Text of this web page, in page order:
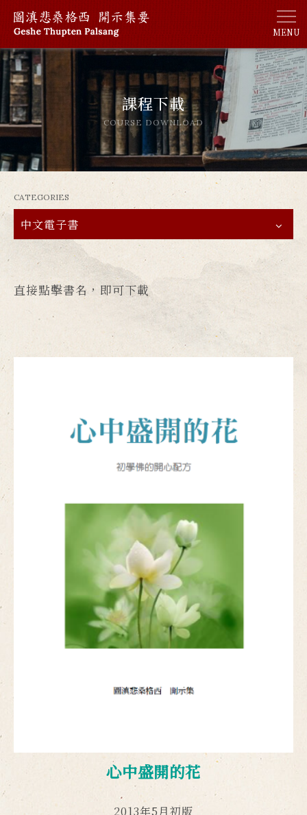
課程下載
COURSE DOWNLOAD
CATEGORIES
中文電子書
直接點擊書名，即可下載
心中盛開的花
2013年5月初版
MENU